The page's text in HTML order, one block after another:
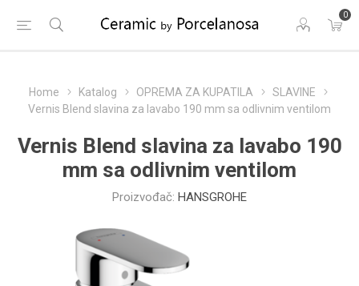
0
Home Katalog OPREMA ZA KUPATILA
SLAVINE
Vernis Blend slavina za lavabo 190 mm sa odlivnim ventilom
Vernis Blend slavina za lavabo 190
mm sa odlivnim ventilom
Proizvođač: HANSGROHE